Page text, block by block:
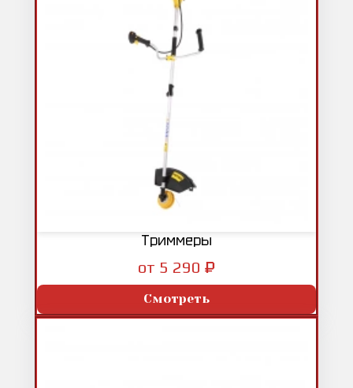
Триммеры
от 5 290 ₽
Смотреть